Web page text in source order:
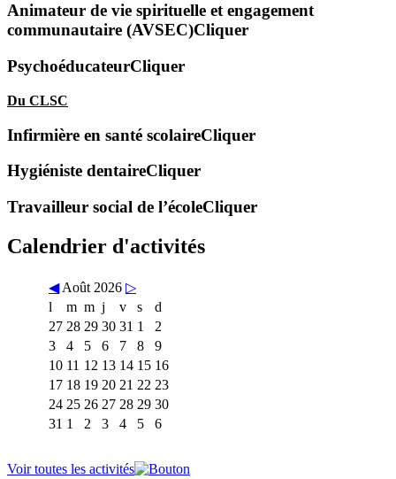
Animateur de vie spirituelle et engagement
communautaire (AVSEC)Cliquer
PsychoéducateurCliquer
Du CLSC
Infirmière en santé scolaireCliquer
Hygiéniste dentaireCliquer
Travailleur social de l’écoleCliquer
Calendrier d'activités
◀ Août 2026 ▷
l
m m j v s
d
27 28 29 30 31 1
2
3
4 5 6 7 8
9
10 11 12 13 14 15 16
17 18 19 20 21 22 23
24 25 26 27 28 29 30
31 1 2 3 4 5 6
Voir toutes les activités